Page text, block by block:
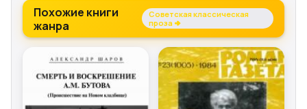
Похожие книги
жанра
Советская классическая
проза →